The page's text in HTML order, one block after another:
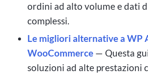
ordini ad alto volume e dati
complessi.
Le migliori alternative a WP
WooCommerce — Questa
soluzioni ad alte prestazioni